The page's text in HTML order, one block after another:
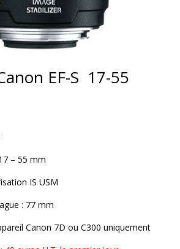
EF-S 17-55
– 55 mm
IS USM
: 77 mm
Canon 7D ou C300 uniquement